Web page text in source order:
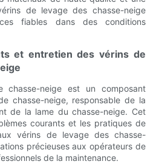
de levage des chasse-neige
fiables dans des conditions
et entretien des vérins de
neige est un composant
chasse-neige, responsable de la
de la lame du chasse-neige. Cet
courants et les pratiques de
vérins de levage des chasse-
précieuses aux opérateurs de
de la maintenance.